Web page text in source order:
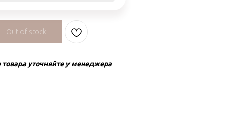
Out of stock
уточняйте у менеджера